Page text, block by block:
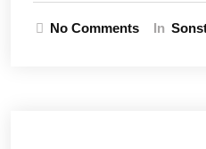
No Comments In